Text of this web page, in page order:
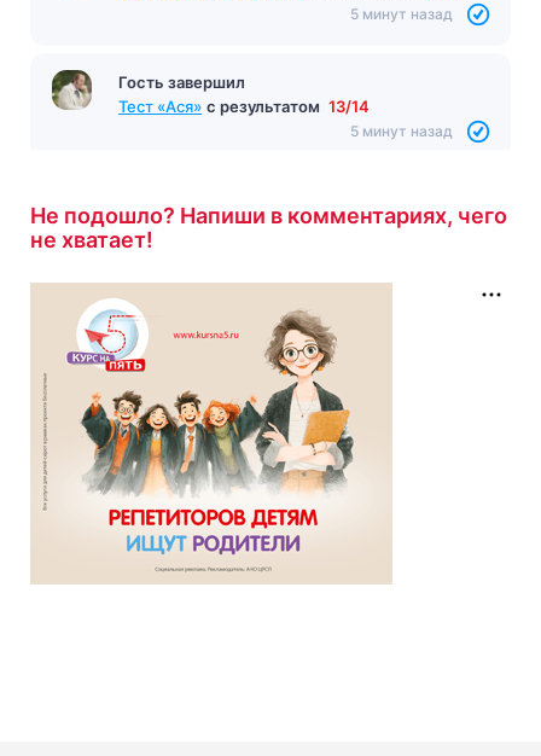
5 минут назад
Гость завершил
Тест «Ася» с результатом 13/14
5 минут назад
Не подошло? Напиши в комментариях, чего
не хватает!